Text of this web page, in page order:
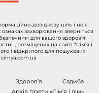
довідкову ціль і не є
захворювання зверніться
для вашого здоров’я!
розміщених на сайті “Сім’я і
і відкритого для пошукових
Здоров’я
Садиба
Архів газети «Сім’я і дім»